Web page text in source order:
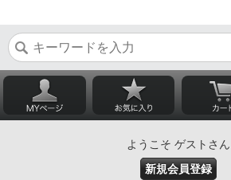
ようこそ ゲストさん
新規会員登録